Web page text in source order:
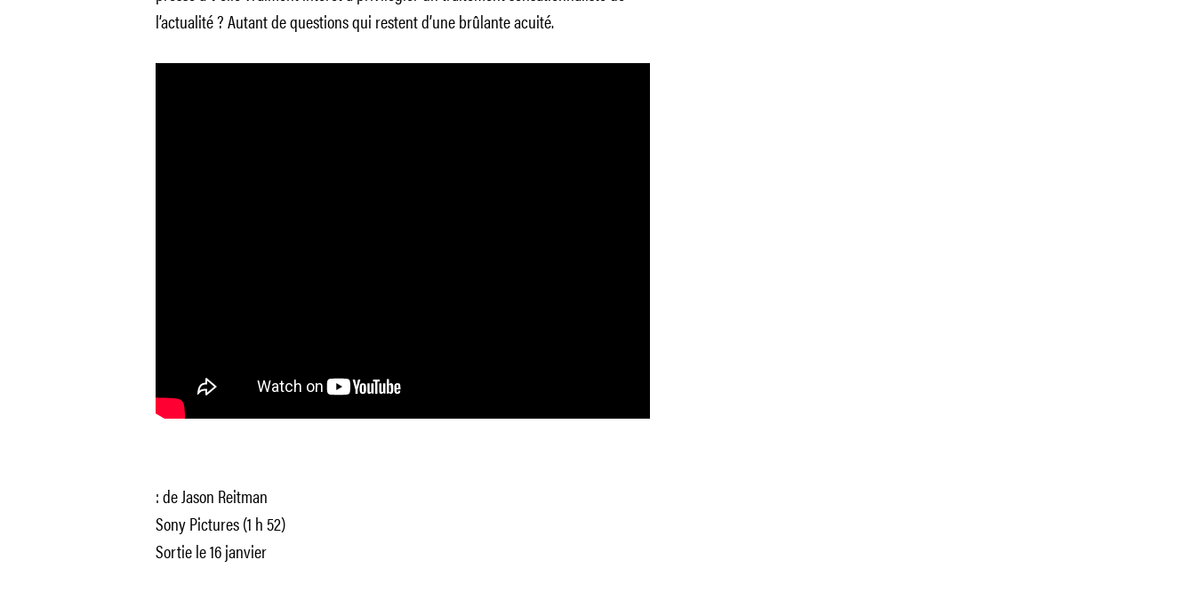
l’actualité ? Autant de questions qui restent d’une brûlante acuité.
: de Jason Reitman
Sony Pictures (1 h 52)
Sortie le 16 janvier